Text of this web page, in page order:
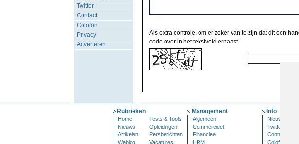
Twitter
Contact
Colofon
Privacy
Adverteren
Als extra controle, om er zeker van te zijn dat dit een
code over in het tekstveld ernaast.
Rubrieken
Home
Tests & Tools
Nieuws
Opleidingen
Artikelen
Persberichten
Weblog
Vacatures
Management
Algemeen
Commercieel
Financieel
HRM
Info
Nieuwsbrief
Twitter
Contact
Colofon